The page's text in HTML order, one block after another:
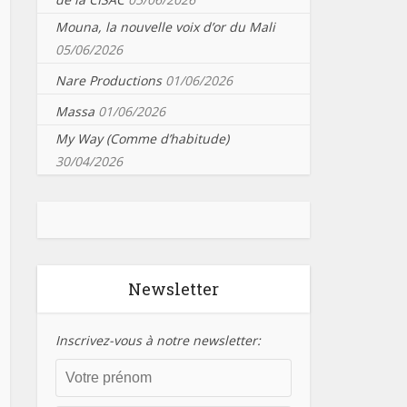
Mouna, la nouvelle voix d’or du Mali
05/06/2026
Nare Productions 01/06/2026
Massa 01/06/2026
My Way (Comme d’habitude)
30/04/2026
Newsletter
Inscrivez-vous à notre newsletter: